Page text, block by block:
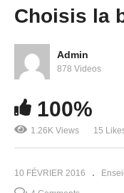
Choisis la
Admin
878 Videos
100%
1.26K Views 15
10 FÉVRIER 2016